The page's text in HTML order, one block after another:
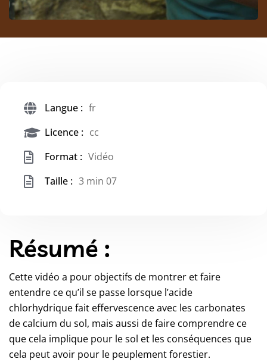
Langue : fr
Licence : cc
Format : Vidéo
Taille : 3 min 07
Résumé :
Cette vidéo a pour objectifs de montrer et faire
entendre ce qu’il se passe lorsque l’acide
chlorhydrique fait effervescence avec les carbonates
de calcium du sol, mais aussi de faire comprendre ce
que cela implique pour le sol et les conséquences que
cela peut avoir pour le peuplement forestier.